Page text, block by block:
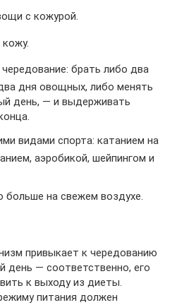
с кожурой.
брать либо два
дня овощных, либо менять
день, — и выдерживать
видами спорта: катанием на
аэробикой, шейпингом и
больше на свежем воздухе.
привыкает к чередованию
— соответственно, его
к выходу из диеты.
питания должен